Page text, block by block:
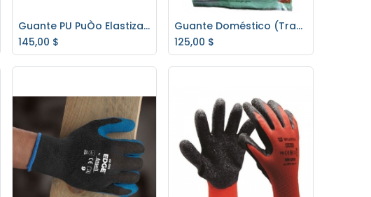
Agregar al carrito
Guante PU PuÒo Elastizado Negro 0899 402 WurthTalle 9
145,00 $
Agregar al carrito
Guante Doméstico (Trabajo Pesado) -3M-
125,00 $